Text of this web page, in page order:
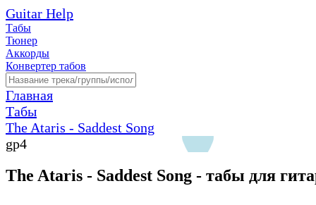
Guitar Help
Табы
Тюнер
Аккорды
Конвертер табов
Главная
Табы
The Ataris - Saddest Song
gp4
The Ataris - Saddest Song - табы для